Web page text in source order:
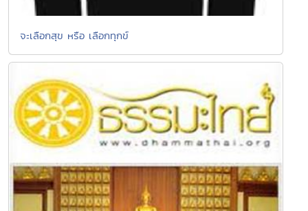
จะเลือกสุข หรือ เลือกทุกข์